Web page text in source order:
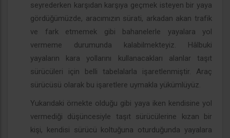
seyrederken karşıdan karşıya geçmek isteyen bir yaya
gördüğümüzde, aracımızın sürati, arkadan akan trafik
ve fark etmemek gibi bahanelerle yayalara yol
vermeme durumunda kalabilmekteyiz. Hâlbuki
yayaların kara yollarını kullanacakları alanlar taşıt
sürücüleri için belli tabelalarla işaretlenmiştir. Araç
sürücüsü olarak bu işaretlere uymakla yükümlüyüz.
Yukarıdaki örnekte olduğu gibi yaya iken kendisine yol
vermediği düşüncesiyle taşıt sürücülerine kızan bir
kişi, kendisi sürücü koltuğuna oturduğunda yayalara